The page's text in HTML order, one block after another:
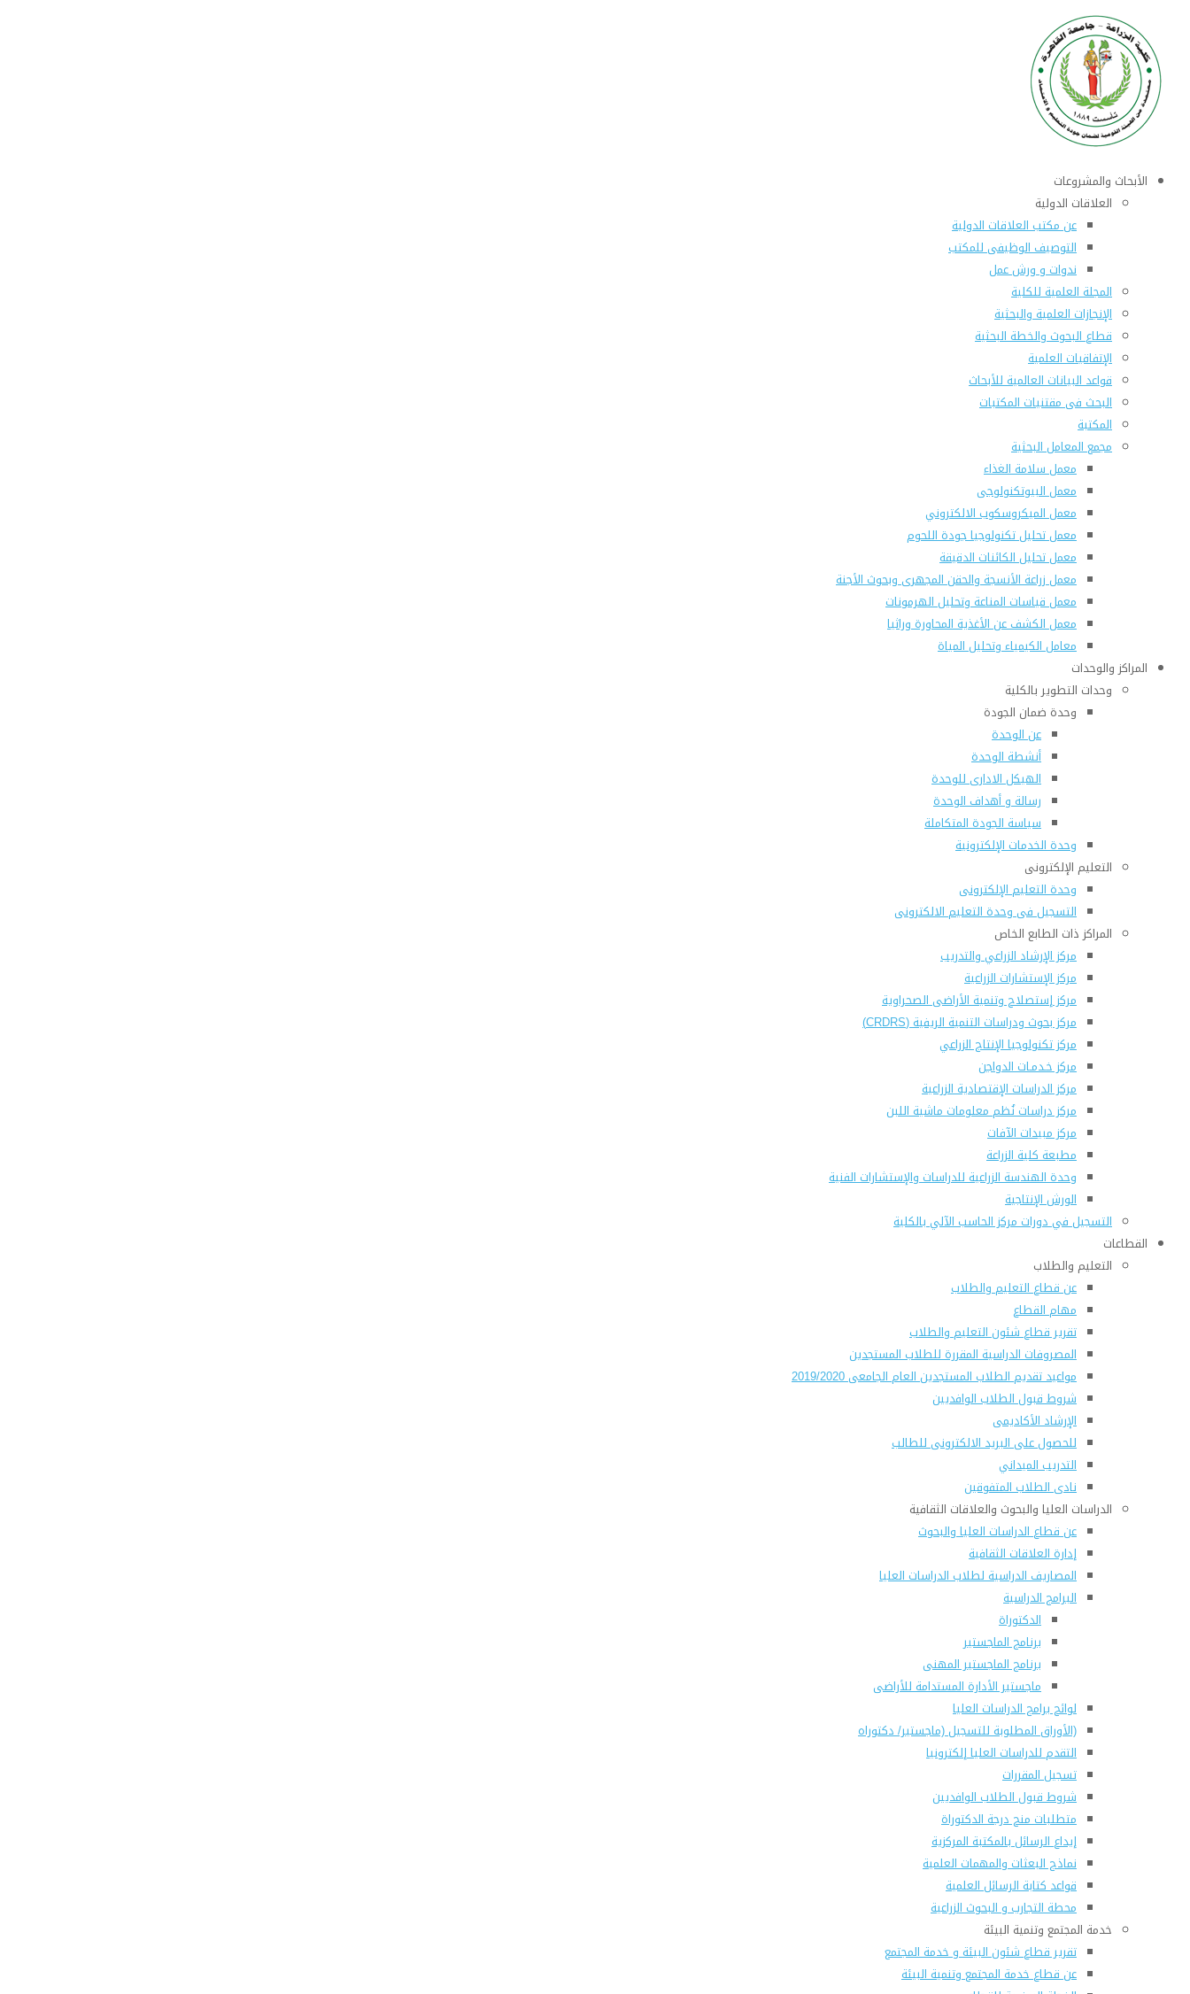
الأبحاث والمشروعات
العلاقات الدولية
عن مكتب العلاقات الدولية
التوصيف الوظيفى للمكتب
ندوات و ورش عمل
المجلة العلمية للكلية
الإنجازات العلمية والبحثية
قطاع البحوث والخطة البحثية
الإتفاقيات العلمية
قواعد البيانات العالمية للأبحاث
البحث فى مقتنيات المكتبات
المكتبة
مجمع المعامل البحثية
معمل سلامة الغذاء
معمل البيوتكنولوجى
معمل الميكروسكوب الالكتروني
معمل تحليل تكنولوجيا جودة اللحوم
معمل تحليل الكائنات الدقيقة
معمل زراعة الأنسجة والحقن المجهرى وبحوث الأجنة
معمل قياسات المناعة وتحليل الهرمونات
معمل الكشف عن الأغذية المحاورة وراثيا
معامل الكيمياء وتحليل المياة
المراكز والوحدات
وحدات التطوير بالكلية
وحدة ضمان الجودة
عن الوحدة
أنشطة الوحدة
الهيكل الادارى للوحدة
رسالة و أهداف الوحدة
سياسة الجودة المتكاملة
وحدة الخدمات الإلكترونية
التعليم الإلكترونى
وحدة التعليم الإلكترونى
التسجيل فى وحدة التعليم الالكترونى
المراكز ذات الطابع الخاص
مركز الإرشاد الزراعي والتدريب
مركز الإستشارات الزراعية
مركز إستصلاح وتنمية الأراضى الصحراوية
مركز بحوث ودراسات التنمية الريفية (CRDRS)
مركز تكنولوجيا الإنتاج الزراعي
مركز خـدمـات الدواجن
مركز الدراسات الإقتصادية الزراعية
مركز دراسات نُظم معلومات ماشية اللبن
مركز مبيدات الآفات
مطبعة كلية الزراعة
وحدة الهندسة الزراعية للدراسات والإستشارات الفنية
الورش الإنتاجية
التسجيل في دورات مركز الحاسب الآلي بالكلية
القطاعات
التعليم والطلاب
عن قطاع التعليم والطلاب
مهام القطاع
تقرير قطاع شئون التعليم والطلاب
المصروفات الدراسية المقررة للطلاب المستجدين
مواعيد تقديم الطلاب المستجدين العام الجامعى 2019/2020
شروط قبول الطلاب الوافديين
الإرشاد الأكاديمى
للحصول على البريد الالكترونى للطالب
التدريب الميداني
نادى الطلاب المتفوقين
الدراسات العليا والبحوث والعلاقات الثقافية
عن قطاع الدراسات العليا والبحوث
إدارة العلاقات الثقافية
المصاريف الدراسية لطلاب الدراسات العليا
البرامج الدراسية
الدكتوراة
برنامج الماجستير
برنامج الماجستير المهنى
ماجستير الأدارة المستدامة للأراضى
لوائح برامج الدراسات العليا
(الأوراق المطلوبة للتسجيل (ماجستير/ دكتوراه
التقدم للدراسات العليا إلكترونيا
تسجيل المقررات
شروط قبول الطلاب الوافديين
متطلبات منح درجة الدكتوراة
إيداع الرسائل بالمكتبة المركزية
نماذج البعثات والمهمات العلمية
قواعد كتابة الرسائل العلمية
محطة التجارب و البحوث الزراعية
خدمة المجتمع وتنمية البيئة
تقرير قطاع شئون البيئة و خدمة المجتمع
عن قطاع خدمة المجتمع وتنمية البيئة